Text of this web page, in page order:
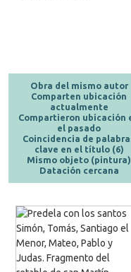
Obra del mismo autor
Comparten ubicación
actualmente
Compartieron ubicación
el pasado
Coincidencia de
clave en el título (6)
Mismo objeto (pintura)
Datación cercana